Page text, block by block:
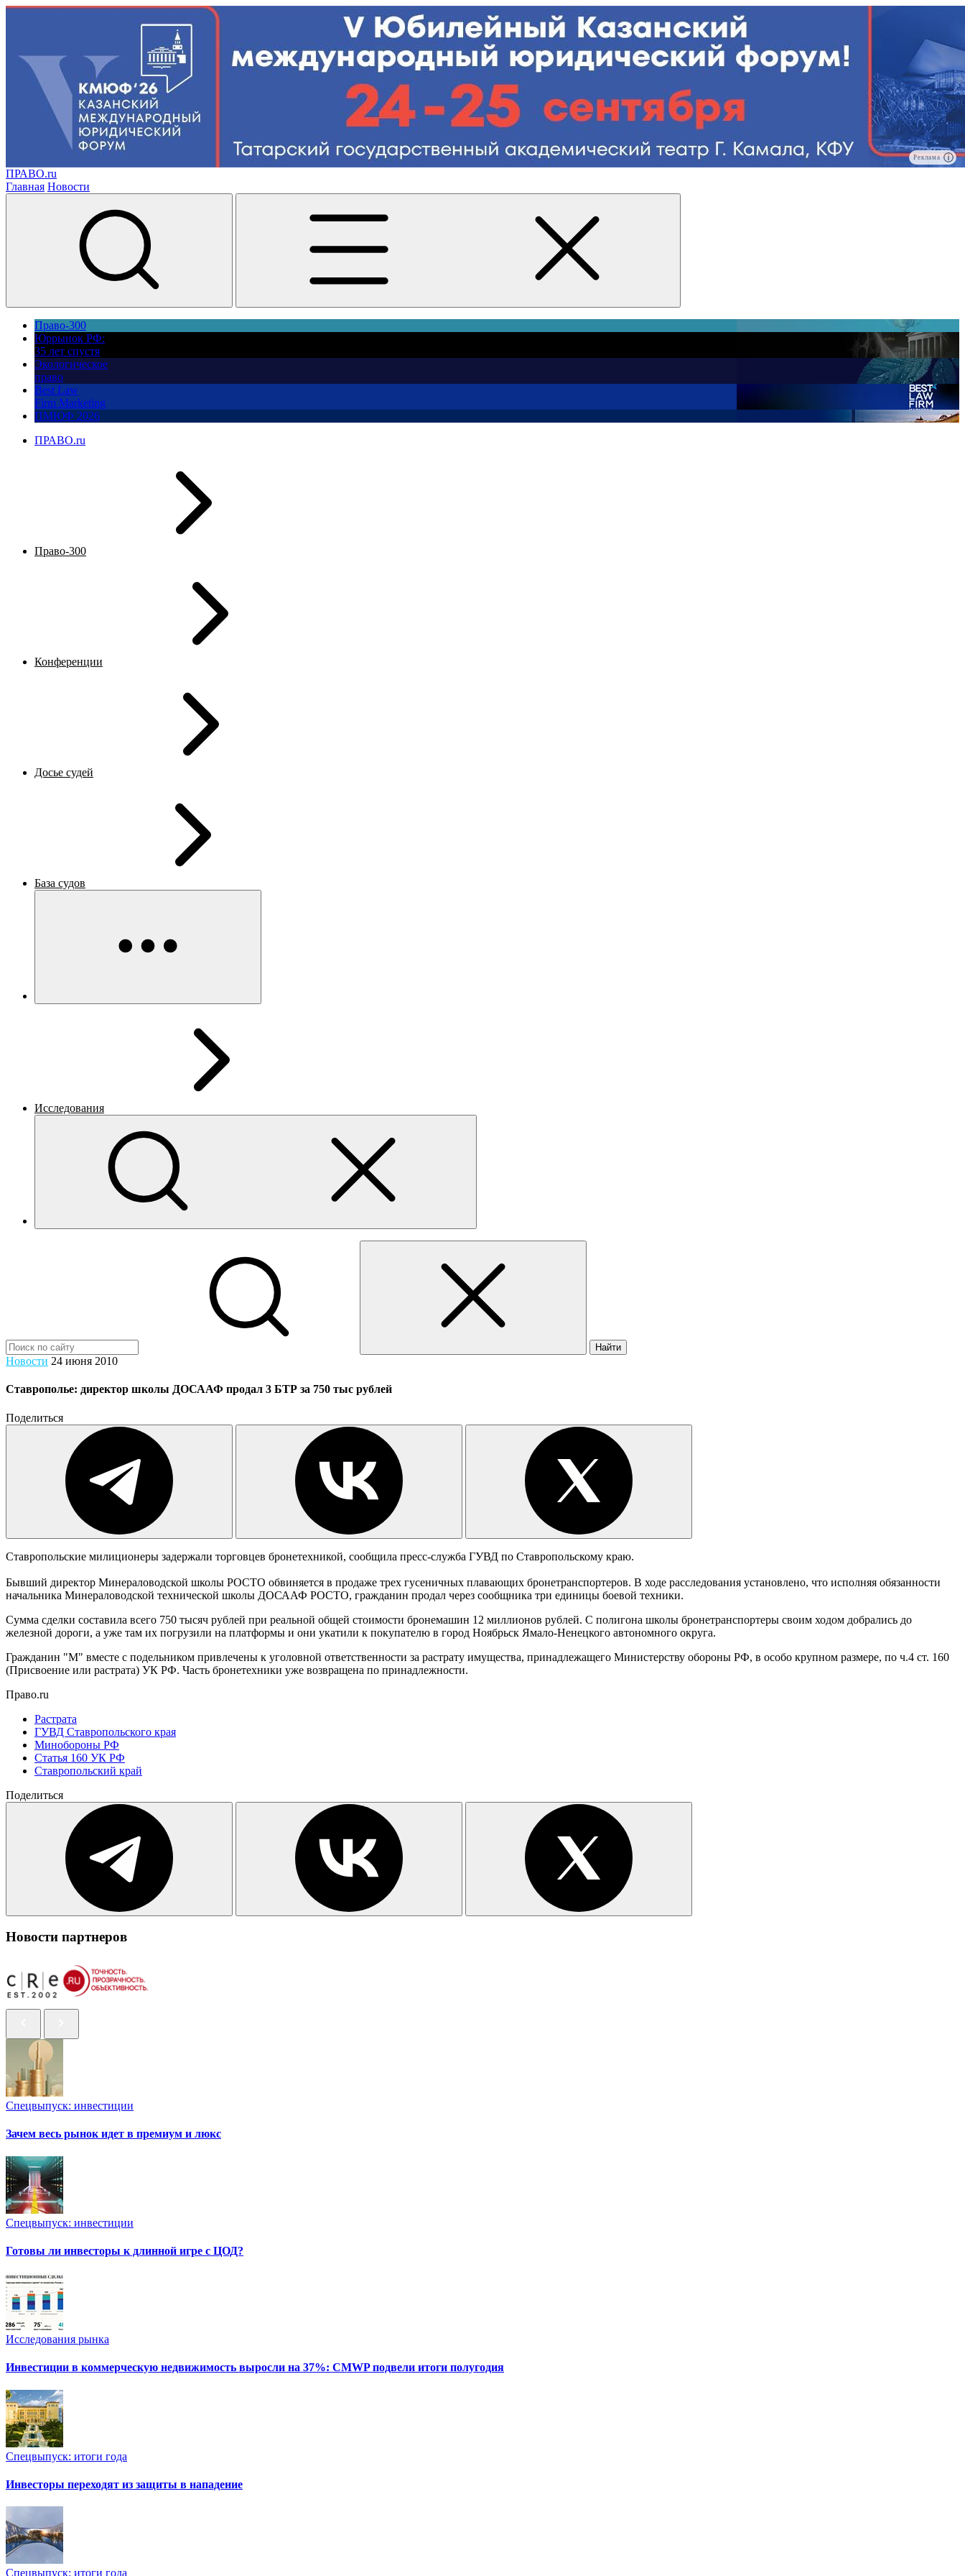
Реклама
ПРАВО.ru
Главная Новости
Право-300
Юррынок РФ:
35 лет спустя
Экологическое
право
Best Law
Firm Marketing
ПМЮФ 2026
ПРАВО.ru
Право-300
Конференции
Досье судей
База судов
Исследования
Найти
Новости 24 июня 2010
Ставрополье: директор школы ДОСААФ продал 3 БТР за 750 тыс рублей
Поделиться
Ставропольские милиционеры задержали торговцев бронетехникой, сообщила пресс-служба ГУВД по Ставропольскому краю.
Бывший директор Минераловодской школы РОСТО обвиняется в продаже трех гусеничных плавающих бронетранспортеров. В ходе расследования установлено, что исполняя обязанности
начальника Минераловодской технической школы ДОСААФ РОСТО, гражданин продал через сообщника три единицы боевой техники.
Сумма сделки составила всего 750 тысяч рублей при реальной общей стоимости бронемашин 12 миллионов рублей. С полигона школы бронетранспортеры своим ходом добрались до
железной дороги, а уже там их погрузили на платформы и они укатили к покупателю в город Ноябрьск Ямало-Ненецкого автономного округа.
Гражданин "М" вместе с подельником привлечены к уголовной ответственности за растрату имущества, принадлежащего Министерству обороны РФ, в особо крупном размере, по ч.4 ст. 160
(Присвоение или растрата) УК РФ. Часть бронетехники уже возвращена по принадлежности.
Право.ru
Растрата
ГУВД Ставропольского края
Минобороны РФ
Статья 160 УК РФ
Ставропольский край
Поделиться
Новости партнеров
Спецвыпуск: инвестиции
Зачем весь рынок идет в премиум и люкс
Спецвыпуск: инвестиции
Готовы ли инвесторы к длинной игре с ЦОД?
Исследования рынка
Инвестиции в коммерческую недвижимость выросли на 37%: CMWP подвели итоги полугодия
Спецвыпуск: итоги года
Инвесторы переходят из защиты в нападение
Спецвыпуск: итоги года